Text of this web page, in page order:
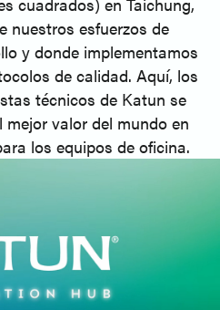
nuestros esfuerzos de
y donde implementamos
de calidad. Aquí, los
técnicos de Katun se
mejor valor del mundo en
los equipos de oficina.